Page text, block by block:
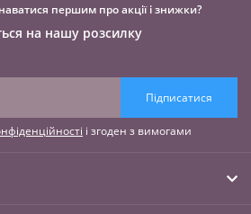
першим про акції і знижки?
на нашу розсилку
Підписатися
і згоден з вимогами